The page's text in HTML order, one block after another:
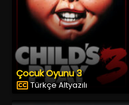
Çocuk Oyunu 3
Türkçe Altyazılı